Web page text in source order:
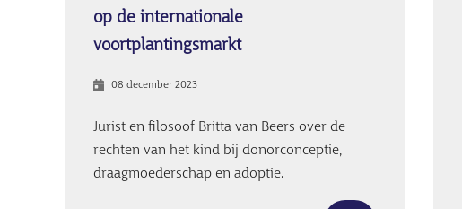
op de internationale
voortplantingsmarkt
08 december 2023
Jurist en filosoof Britta van Beers over de
rechten van het kind bij donorconceptie,
draagmoederschap en adoptie.